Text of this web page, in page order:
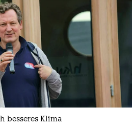
besseres Klima